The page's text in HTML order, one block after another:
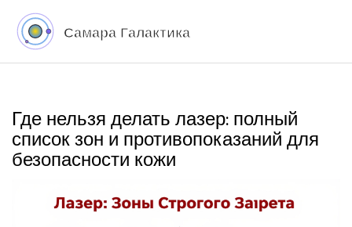
Где нельзя делать лазер: полный
список зон и противопоказаний для
безопасности кожи